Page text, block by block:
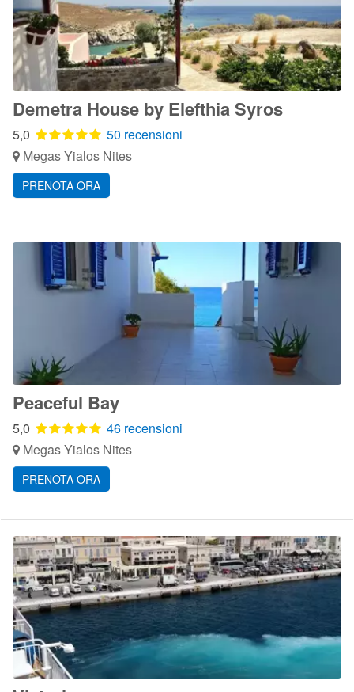
Demetra House by Elefthia Syros
5,0
50 recensioni
Megas Yialos Nites
PRENOTA ORA
Peaceful Bay
5,0
46 recensioni
Megas Yialos Nites
PRENOTA ORA